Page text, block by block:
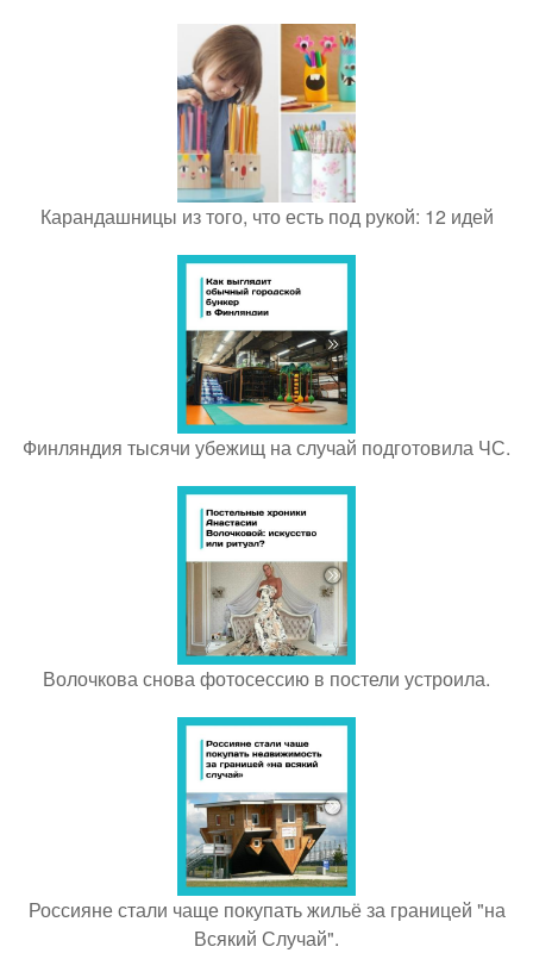
Карандашницы из того, что есть под рукой: 12 идей
Финляндия тысячи убежищ на случай подготовила ЧС.
Волочкова снова фотосессию в постели устроила.
Россияне стали чаще покупать жильё за границей "на
Всякий Случай".